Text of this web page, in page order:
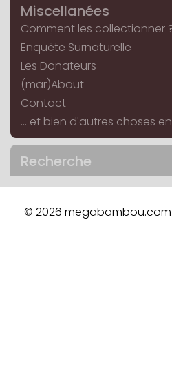
Miscellanées
Comment les collectionner
Enquête Surnaturelle
Les Donateurs
(mar)About
Contact
... et bien d'autres choses
Recherche
© 2026 megabambou.com